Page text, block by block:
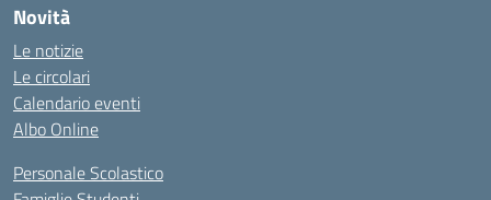
Novità
Le notizie
Le circolari
Calendario eventi
Albo Online
Personale Scolastico